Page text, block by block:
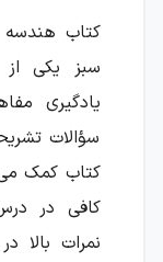
کتاب
سبز یکی
یادگیری
سؤالات
کتاب کمک
کافی در
نمرات بالا